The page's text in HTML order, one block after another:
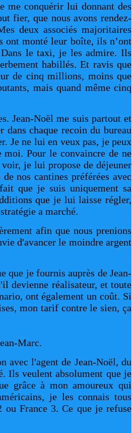
me conquérir lui donnant des
fier, que nous avons rendez-
deux associés majoritaires
ont monté leur boîte, ils n’ont
le taxi, je les admire. Ils
habillés. Et ravis que
de cinq millions, moins que
mais quand même cinq
Jean-Noël me suis partout et
chaque recoin du bureau
Je ne lui en veux pas, je peux
moi. Pour le convaincre de ne
je lui propose de déjeuner
de nos cantines préférées avec
que je suis uniquement sa
que je lui laisse régler,
a marché.
afin que nous prenions
d'avancer le moindre argent
je fournis auprès de Jean-
devienne réalisateur, et toute
ont également un coût. Si
mon tarif contre le sien, ça
Marc.
avec l'agent de Jean-Noël, du
Ils veulent absolument que je
grâce à mon amoureux qui
je les connais tous
ou France 3. Ce que je refuse